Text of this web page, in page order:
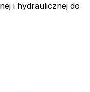
i hydraulicznej do